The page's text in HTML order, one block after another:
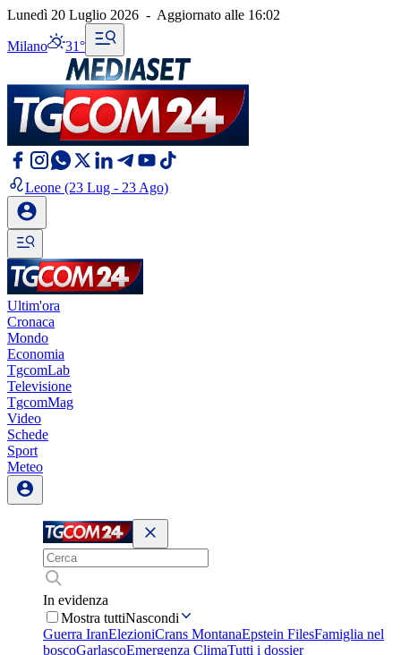
Lunedì 20 Luglio 2026 - Aggiornato alle 16:02
Milano 31°
Leone (23 Lug - 23 Ago)
Ultim'ora
Cronaca
Mondo
Economia
TgcomLab
Televisione
TgcomMag
Video
Schede
Sport
Meteo
In evidenza
Mostra tuttiNascondi
Guerra IranElezioniCrans MontanaEpstein FilesFamiglia nel
boscoGarlascoEmergenza ClimaTutti i dossier